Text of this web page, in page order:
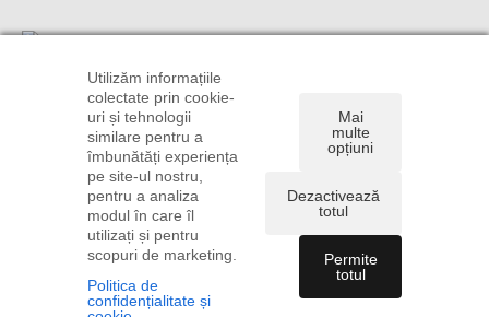
0720 106
0722 585
comenzi@instalatiionline.ro
Informații
TRANSPORT
ȘI PLATĂ
POLITICA DE
CONFIDENȚIALITATE
ȘI COOKIE
TERMENI ȘI
CONDIȚII
Suport
DE RETUR
Linkuri utile
COMENZI
PAROLĂ
Copyright © 2026Acva Plan Sisteme SRL
Utilizăm informațiile
colectate prin cookie-
uri și tehnologii
similare pentru a
îmbunătăți experiența
pe site-ul nostru,
pentru a analiza
modul în care îl
utilizați și pentru
scopuri de marketing.
Politica de
confidențialitate și
Mai
multe
opțiuni
Dezactivează
totul
Permite
totul